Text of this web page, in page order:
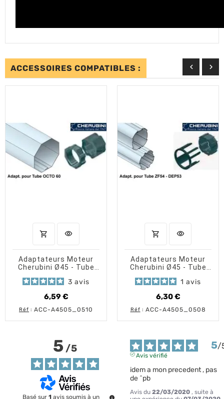
ACCESSOIRES COMPATIBLES :
shopping_cart AJOUTER AU PANIER
visibility
Adaptateurs Moteur
Cherubini Ø45 - Tube
3 avis
6,59 €
Prix
Réf : ACC-A4505_0510
shopping_cart AJOUTER AU
visibility
Adaptateurs Moteur
Cherubini Ø45 - Tube
1 avis
6,30 €
Prix
Réf : ACC-A4505_0508
 
5/5
Basé sur1 avis soumis à un
5/
Avis vérifié
idem a mon precedent , pas
de ^pb
Avis du 22/03/2020 , suite à